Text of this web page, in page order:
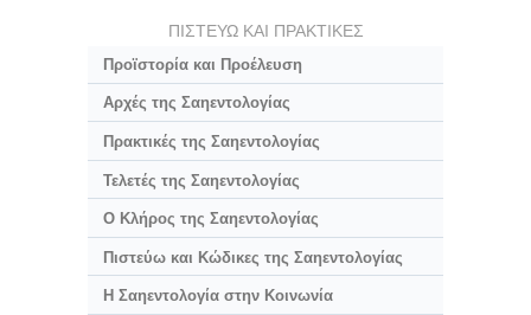
ΠΙΣΤΕΥΩ ΚΑΙ ΠΡΑΚΤΙΚΕΣ
Προϊστορία και Προέλευση
Αρχές της Σαηεντολογίας
Πρακτικές της Σαηεντολογίας
Τελετές της Σαηεντολογίας
Ο Κλήρος της Σαηεντολογίας
Πιστεύω και Κώδικες της Σαηεντολογίας
Η Σαηεντολογία στην Κοινωνία